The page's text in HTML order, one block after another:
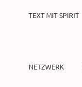
TEXT MIT SPIRIT
NETZWERK